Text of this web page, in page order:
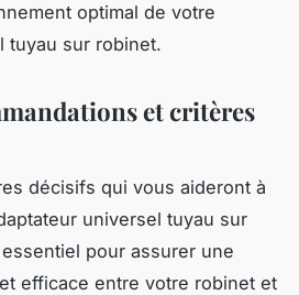
optimal de votre
tuyau sur robinet.
et critères
décisifs qui vous aideront à
universel tuyau sur
pour assurer une
efficace entre votre robinet et